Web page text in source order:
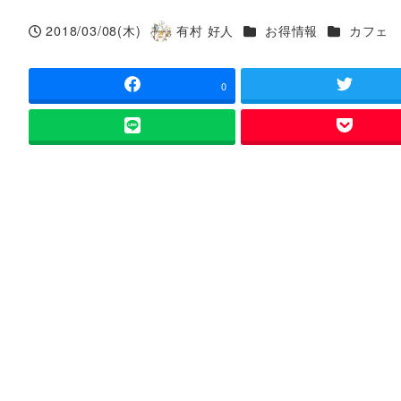
投稿日
2018/03/08(木)
著
有村 好人 カテゴリー
お得情報 カテゴリー
カフェ
0